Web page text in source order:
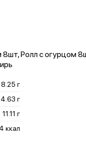
Ролл с огурцом
8.25 г
4.63 г
11.11 г
ккал